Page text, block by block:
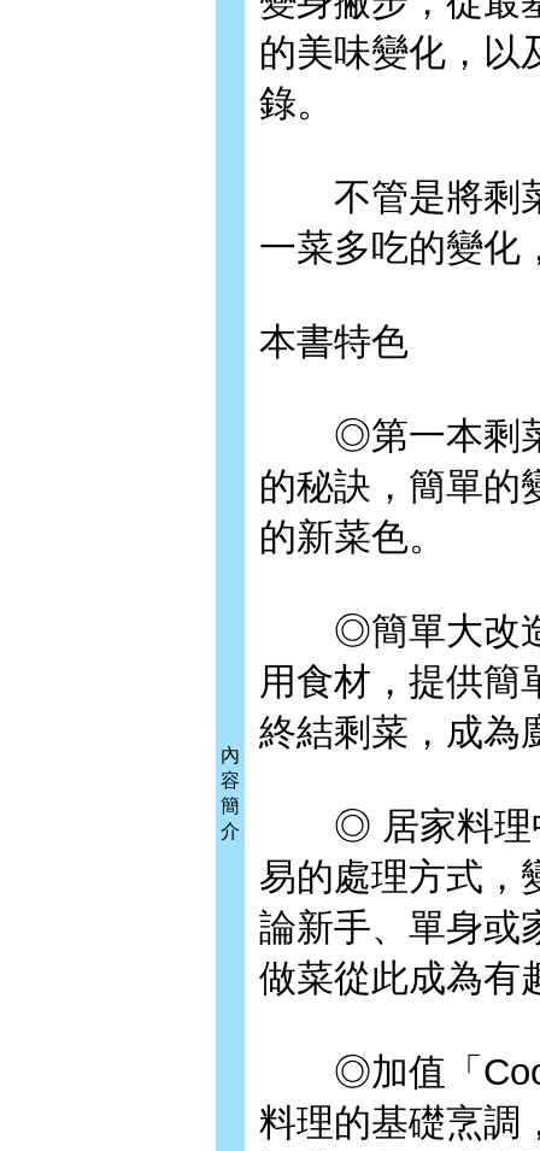
內
容
簡
介
的美味變化，以
錄。
不管是將剩菜
一菜多吃的變化
本書特色
◎第一本剩菜
的秘訣，簡單的
的新菜色。
◎簡單大改造
用食材，提供簡
終結剩菜，成為
◎ 居家料理中
易的處理方式，
論新手、單身或
做菜從此成為有
◎加值「
料理的基礎烹調